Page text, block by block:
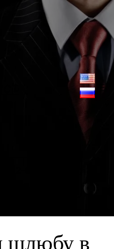
шлюбу в